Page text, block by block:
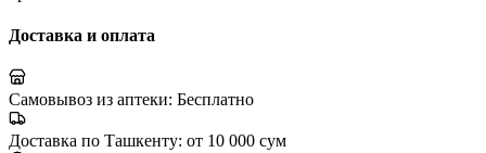
Доставка и оплата
Самовывоз из аптеки: Бесплатно
Доставка по Ташкенту: от 10 000 сум